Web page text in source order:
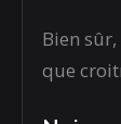
Bien
que